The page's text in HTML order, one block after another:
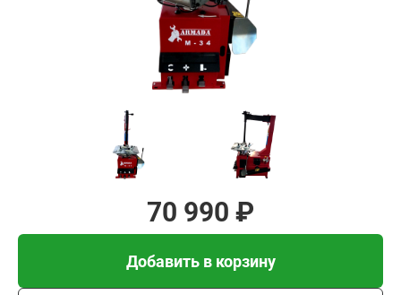
70 990 ₽
Добавить в корзину
Купить в 1 клик
мес